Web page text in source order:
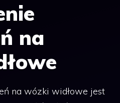
na
na wózki widłowe jest